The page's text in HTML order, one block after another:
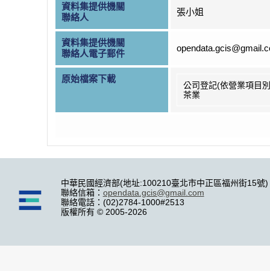
資料集提供機關
聯絡人
張小姐
資料集提供機關
聯絡人電子郵件
原始檔案下載
公司登記(依營業項目
茶業
中華民國經濟部(地址:100210臺北市中正區福州街15號)
聯絡信箱： opendata.gcis@gmail.com
聯絡電話：(02)2784-1000#2513
版權所有 © 2005-2026